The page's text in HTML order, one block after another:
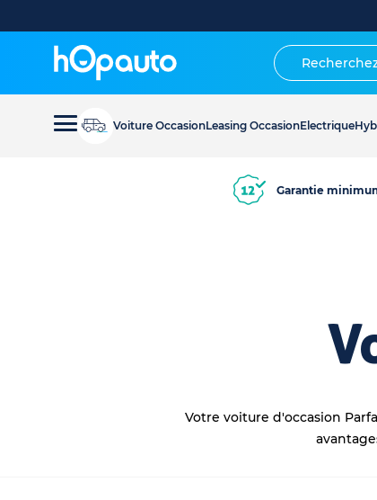
Voiture OccasionLeasing OccasionElectrique
Garantie
Votre voiture d'occasion